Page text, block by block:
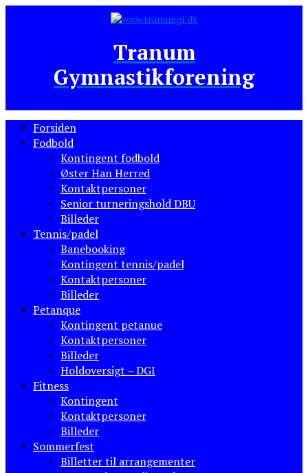
Tranum
Gymnastikforening
Forsiden
Fodbold
Kontingent fodbold
Øster Han Herred
Kontaktpersoner
Senior turneringshold DBU
Billeder
Tennis/padel
Banebooking
Kontingent tennis/padel
Kontaktpersoner
Billeder
Petanque
Kontingent petanue
Kontaktpersoner
Billeder
Holdoversigt – DGI
Fitness
Kontingent
Kontaktpersoner
Billeder
Sommerfest
Billetter til arrangementer